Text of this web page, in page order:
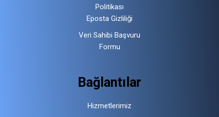
Politikası
Eposta Gizliliği
Veri Sahibi Başvuru
Formu
Bağlantılar
Hizmetlerimiz